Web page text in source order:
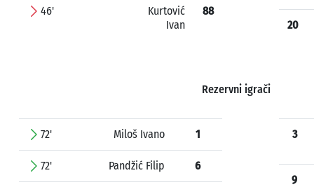
46'
Kurtović
Ivan
88
20
Rezervni igrači
72' Miloš Ivano 1
72' Pandžić Filip 6
3
9